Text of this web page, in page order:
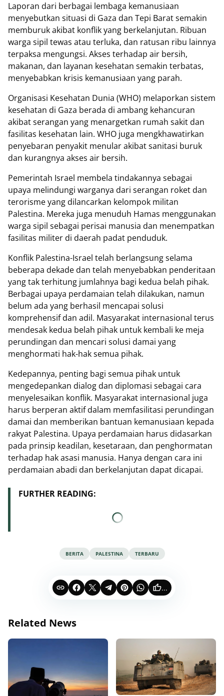
Laporan dari berbagai lembaga kemanusiaan
menyebutkan situasi di Gaza dan Tepi Barat semakin
memburuk akibat konflik yang berkelanjutan. Ribuan
warga sipil tewas atau terluka, dan ratusan ribu lainnya
terpaksa mengungsi. Akses terhadap air bersih,
makanan, dan layanan kesehatan semakin terbatas,
menyebabkan krisis kemanusiaan yang parah.
Organisasi Kesehatan Dunia (WHO) melaporkan sistem
kesehatan di Gaza berada di ambang kehancuran
akibat serangan yang menargetkan rumah sakit dan
fasilitas kesehatan lain. WHO juga mengkhawatirkan
penyebaran penyakit menular akibat sanitasi buruk
dan kurangnya akses air bersih.
Pemerintah Israel membela tindakannya sebagai
upaya melindungi warganya dari serangan roket dan
terorisme yang dilancarkan kelompok militan
Palestina. Mereka juga menuduh Hamas menggunakan
warga sipil sebagai perisai manusia dan menempatkan
fasilitas militer di daerah padat penduduk.
Konflik Palestina-Israel telah berlangsung selama
beberapa dekade dan telah menyebabkan penderitaan
yang tak terhitung jumlahnya bagi kedua belah pihak.
Berbagai upaya perdamaian telah dilakukan, namun
belum ada yang berhasil mencapai solusi
komprehensif dan adil. Masyarakat internasional terus
mendesak kedua belah pihak untuk kembali ke meja
perundingan dan mencari solusi damai yang
menghormati hak-hak semua pihak.
Kedepannya, penting bagi semua pihak untuk
mengedepankan dialog dan diplomasi sebagai cara
menyelesaikan konflik. Masyarakat internasional juga
harus berperan aktif dalam memfasilitasi perundingan
damai dan memberikan bantuan kemanusiaan kepada
rakyat Palestina. Upaya perdamaian harus didasarkan
pada prinsip keadilan, kesetaraan, dan penghormatan
terhadap hak asasi manusia. Hanya dengan cara ini
perdamaian abadi dan berkelanjutan dapat dicapai.
FURTHER READING:
BERITA PALESTINA TERBARU
...
Related News